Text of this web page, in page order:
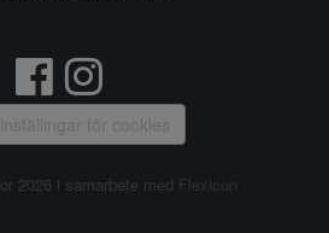
för cookies
2026 i samarbete med Flexicon